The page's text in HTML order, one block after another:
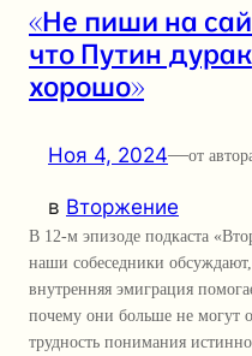
«Не пиши на
что Путин
хорошо»
Ноя 4, 2024—от
в Вторжение
В 12-м эпизоде подкаста
наши собеседники
внутренняя эмиграция
почему они больше не могут
трудность понимания